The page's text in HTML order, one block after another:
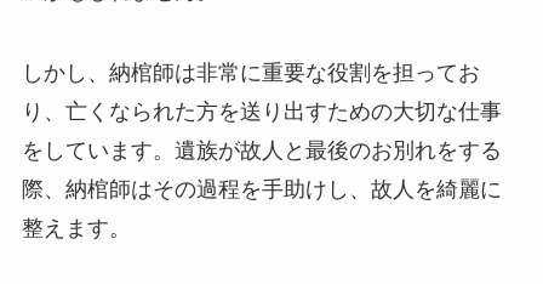
しかし、納棺師は非常に重要な役割を担ってお
り、亡くなられた方を送り出すための大切な仕事
をしています。遺族が故人と最後のお別れをする
際、納棺師はその過程を手助けし、故人を綺麗に
整えます。